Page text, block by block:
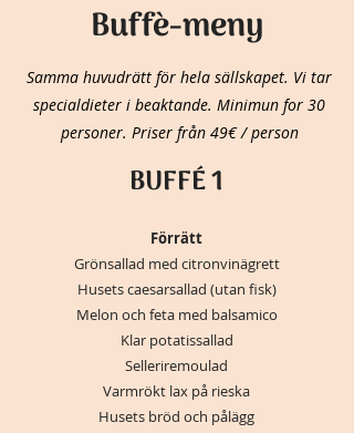
Buffè-meny
Samma huvudrätt för hela sällskapet. Vi tar
specialdieter i beaktande. Minimun for 30
personer. Priser från 49€ / person
BUFFÉ 1
Förrätt
Grönsallad med citronvinägrett
Husets caesarsallad (utan fisk)
Melon och feta med balsamico
Klar potatissallad
Selleriremoulad
Varmrökt lax på rieska
Husets bröd och pålägg